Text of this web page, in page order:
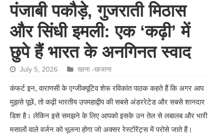
पंजाबी पकौड़े, गुजराती मिठास
और सिंधी इमली: एक ‘कढ़ी’ में
छुपे हैं भारत के अनगिनत स्वाद
July 5, 2026 खाना -खजाना
कंफर्ट इन, वाराणसी के एग्जीक्यूटिव शेफ रविकांत पाठक कहते हैं कि अगर आप
मुझसे पूछें, तो कढ़ी भारतीय उपमहाद्वीप की सबसे अंडररेटेड और सबसे शानदार
डिश है। लेकिन इसे समझने के लिए आपको इसके उन तेल से लबालब और भारी
मसालों वाले वर्जन को भूलना होगा जो अक्सर रेस्टोरेंट्स में परोसे जाते हैं।